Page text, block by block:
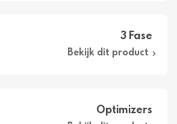
3 Fase
Bekijk dit product
Optimizers